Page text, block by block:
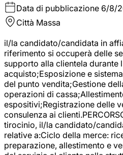
Data di pubblicazione 6/8/
Città Massa
il/la candidato/candidata in
riferimento si occuperà delle
supporto alla clientela durante
acquisto;Esposizione e
del punto vendita;Gestione
operazioni di
espositivi;Registrazione delle
consulenza ai
tirocinio, il/la candidato/
relative a:Ciclo della merce:
preparazione, allestimento e